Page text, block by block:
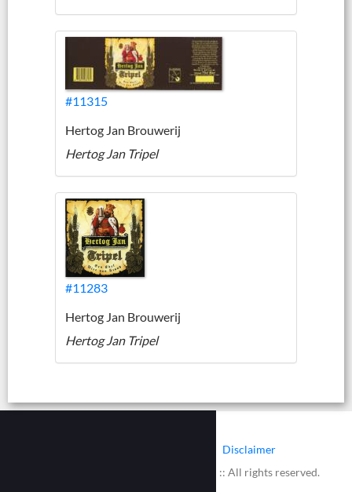
#11315
Hertog Jan Brouwerij
Hertog Jan Tripel
#11283
Hertog Jan Brouwerij
Hertog Jan Tripel
Disclaimer
© 2002 - 2026 :: www.bieretiketten.nl :: All rights reserved.